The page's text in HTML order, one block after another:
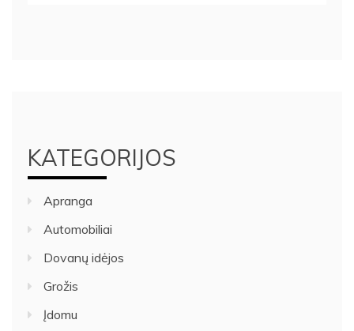
KATEGORIJOS
Apranga
Automobiliai
Dovanų idėjos
Grožis
Įdomu